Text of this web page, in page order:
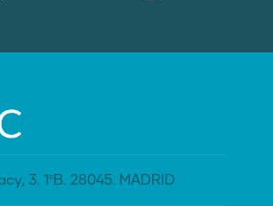
3. 1ºB. 28045. MADRID